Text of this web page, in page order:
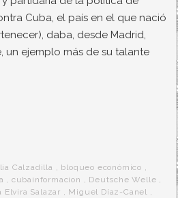
Cuba, el país en el que nació
daba, desde Madrid,
un ejemplo más de su talante
Calzadilla , bloqueo económico ,
, cubainformacion , Deutsche Welle ,
Elvira Salazar , Miguel Díaz-Canel ,